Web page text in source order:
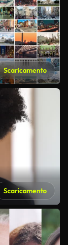
Scaricamento
Scaricamento